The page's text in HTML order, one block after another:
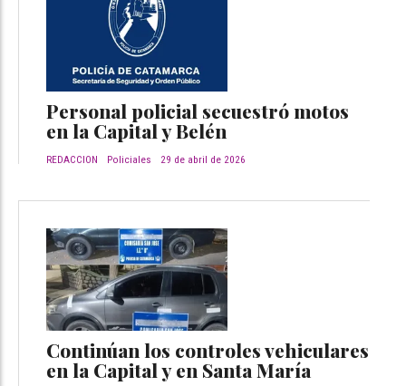
Personal policial secuestró motos
en la Capital y Belén
REDACCION Policiales 29 de abril de 2026
Continúan los controles vehiculares
en la Capital y en Santa María